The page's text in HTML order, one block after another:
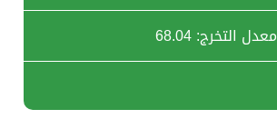
معدل التخرج: 68.04